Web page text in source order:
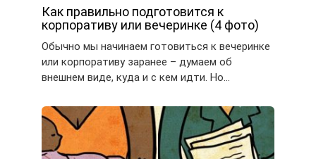
Как правильно подготовится к
корпоративу или вечеринке (4 фото)
Обычно мы начинаем готовиться к вечеринке
или корпоративу заранее – думаем об
внешнем виде, куда и с кем идти. Но…